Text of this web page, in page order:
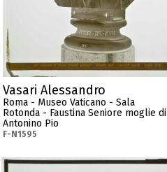
Vasari Alessandro
Roma - Museo Vaticano - Sala
Rotonda - Faustina Seniore moglie di
Antonino Pio
F-N1595